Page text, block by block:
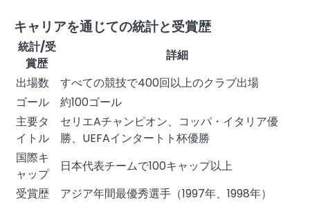
キャリアを通じての統計と受賞歴
統計/受
賞歴
詳細
出場数
すべての競技で400回以上のクラブ出場
ゴール
約100ゴール
主要タ
イトル
セリエAチャンピオン、コッパ・イタリア優
勝、UEFAインタートト杯優勝
国際キ
ャップ
日本代表チームで100キャップ以上
受賞歴
アジア年間最優秀選手（1997年、1998年）